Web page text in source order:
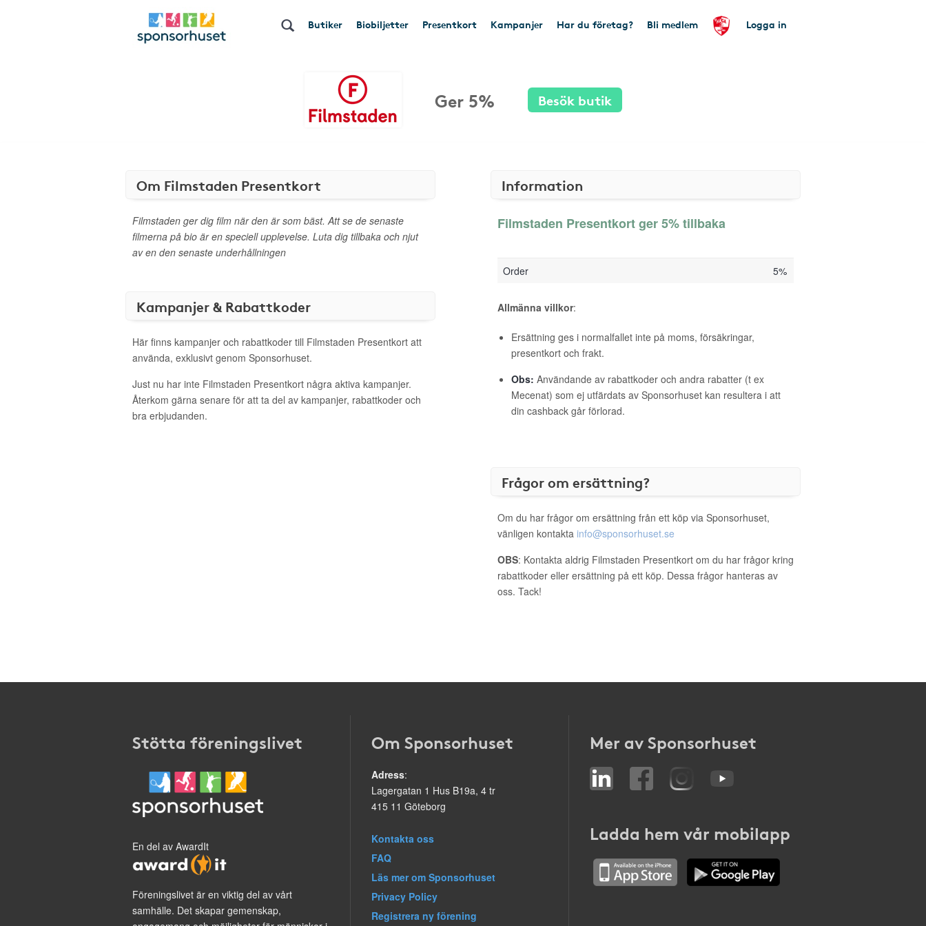
Butiker Biobiljetter Presentkort Kampanjer Har du företag? Bli medlem Logga in
Ger 5% Besök butik
Om Filmstaden Presentkort
Filmstaden ger dig film när den är som bäst. Att se de senaste
filmerna på bio är en speciell upplevelse. Luta dig tillbaka och njut
av en den senaste underhållningen
Kampanjer & Rabattkoder
Här finns kampanjer och rabattkoder till Filmstaden Presentkort att
använda, exklusivt genom Sponsorhuset.
Just nu har inte Filmstaden Presentkort några aktiva kampanjer.
Återkom gärna senare för att ta del av kampanjer, rabattkoder och
bra erbjudanden.
Information
Filmstaden Presentkort ger 5% tillbaka
Order 5%
Allmänna villkor:
Ersättning ges i normalfallet inte på moms, försäkringar,
presentkort och frakt.
Obs: Användande av rabattkoder och andra rabatter (t ex
Mecenat) som ej utfärdats av Sponsorhuset kan resultera i att
din cashback går förlorad.
Frågor om ersättning?
Om du har frågor om ersättning från ett köp via Sponsorhuset,
vänligen kontakta info@sponsorhuset.se
OBS: Kontakta aldrig Filmstaden Presentkort om du har frågor kring
rabattkoder eller ersättning på ett köp. Dessa frågor hanteras av
oss. Tack!
Stötta föreningslivet
En del av AwardIt
Föreningslivet är en viktig del av vårt
samhälle. Det skapar gemenskap,
Om Sponsorhuset
Adress:
Lagergatan 1 Hus B19a, 4 tr
415 11 Göteborg
Kontakta oss
FAQ
Läs mer om Sponsorhuset
Privacy Policy
Registrera ny förening
Mer av Sponsorhuset
Ladda hem vår mobilapp